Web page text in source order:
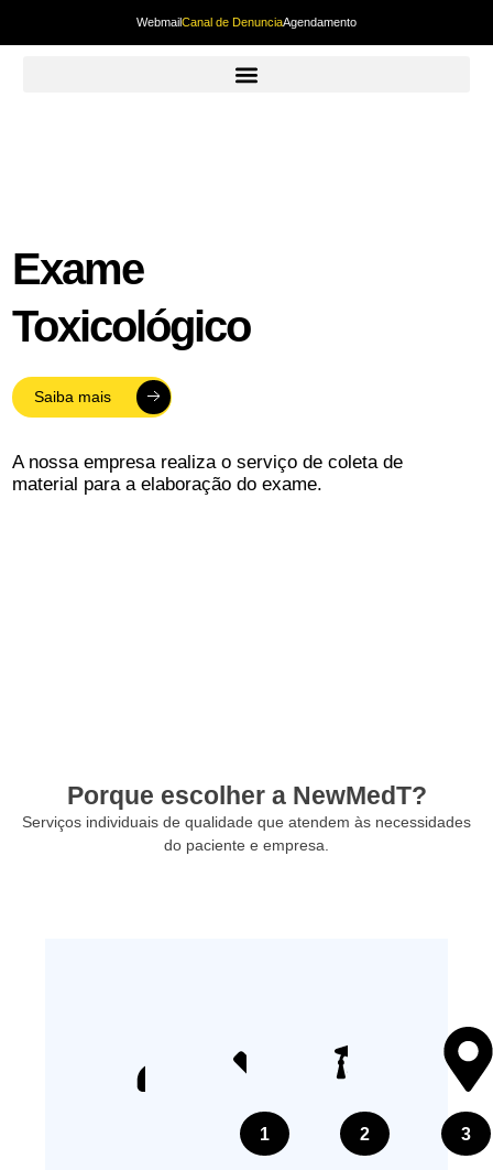
WebmailCanal de DenunciaAgendamento
Exame
Toxicológico
Saiba mais
A nossa empresa realiza o serviço de coleta de
material para a elaboração do exame.
Porque escolher a NewMedT?
Serviços individuais de qualidade que atendem às necessidades
do paciente e empresa.
1 2 3